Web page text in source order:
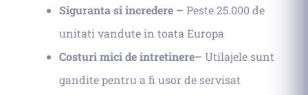
Siguranta si incredere – Peste 25.000 de
unitati vandute in toata Europa
Costuri mici de intretinere– Utilajele sunt
gandite pentru a fi usor de servisat